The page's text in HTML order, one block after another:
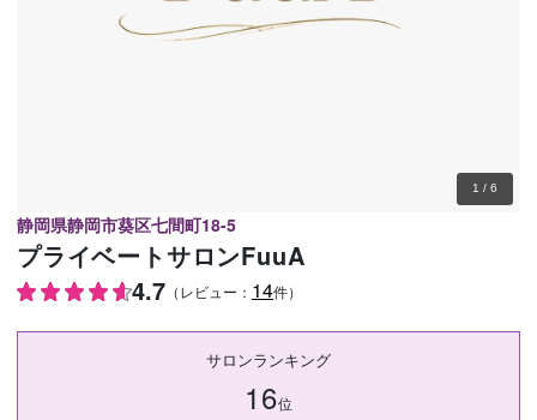
お問い合わせ
1 / 6
静岡県静岡市葵区七間町18-5
プライベートサロンFuuA
4.7 （レビュー： 14件）
サロンランキング
16位